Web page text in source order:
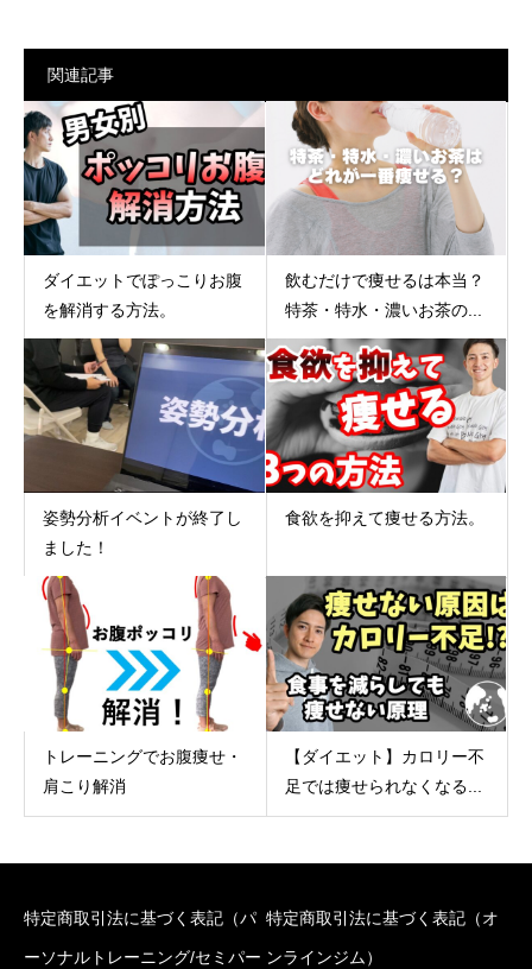
関連記事
ダイエットでぽっこりお腹
を解消する方法。
飲むだけで痩せるは本当？
特茶・特水・濃いお茶の...
姿勢分析イベントが終了し
ました！
食欲を抑えて痩せる方法。
トレーニングでお腹痩せ・
肩こり解消
【ダイエット】カロリー不
足では痩せられなくなる...
特定商取引法に基づく表記（パ
ーソナルトレーニング/セミパー
特定商取引法に基づく表記（オ
ンラインジム）